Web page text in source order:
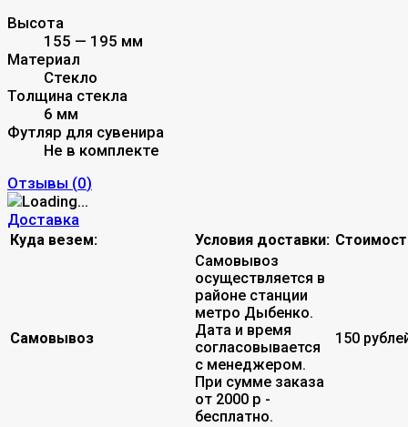
Высота
155 — 195 мм
Материал
Стекло
Толщина стекла
6 мм
Футляр для сувенира
Не в комплекте
Отзывы (0)
Доставка
Куда везем: Условия доставки:
Самовывоз
Самовывоз
осуществляется в
районе станции
метро Дыбенко.
Дата и время
согласовывается
с менеджером.
При сумме заказа
от 2000 р -
бесплатно.
150